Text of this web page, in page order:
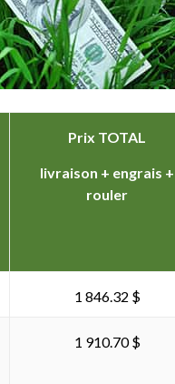
Prix TOTAL
livraison + engrais +
rouler
1 846.32 $
1 910.70 $